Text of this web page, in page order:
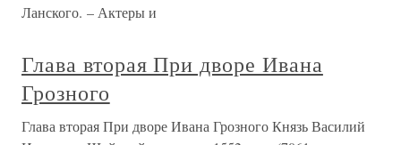
Ланского. – Актеры и
Глава вторая При дворе Ивана
Грозного
Глава вторая При дворе Ивана Грозного Князь Василий